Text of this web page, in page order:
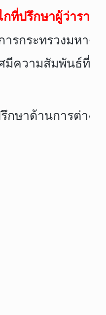
ที่ปรึกษาผู้ว่ารา
รกระทรวงม
ความสัมพันธ์
ษาด้านการต่